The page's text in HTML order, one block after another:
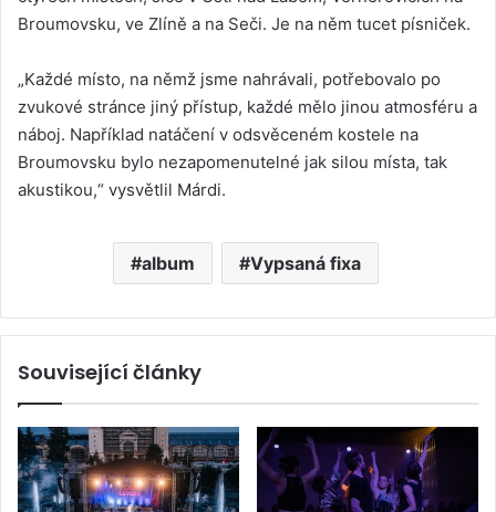
Broumovsku, ve Zlíně a na Seči. Je na něm tucet písniček.
„Každé místo, na němž jsme nahrávali, potřebovalo po
zvukové stránce jiný přístup, každé mělo jinou atmosféru a
náboj. Například natáčení v odsvěceném kostele na
Broumovsku bylo nezapomenutelné jak silou místa, tak
akustikou,“ vysvětlil Márdi.
album Vypsaná fixa
Související články